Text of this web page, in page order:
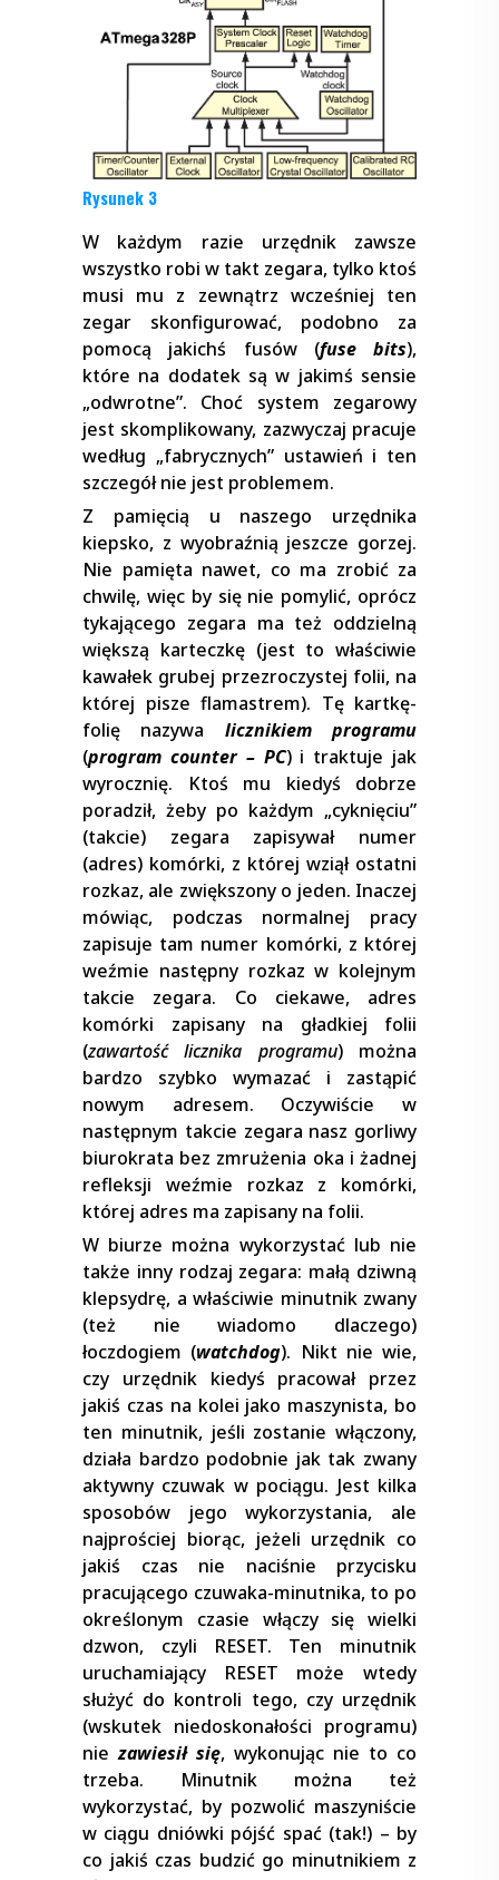
Rysunek 3
W każdym razie urzędnik zawsze
wszystko robi w takt zegara, tylko ktoś
musi mu z zewnątrz wcześniej ten
zegar skonfigurować, podobno za
pomocą jakichś fusów (fuse bits),
które na dodatek są w jakimś sensie
„odwrotne”. Choć system zegarowy
jest skomplikowany, zazwyczaj pracuje
według „fabrycznych” ustawień i ten
szczegół nie jest problemem.
Z pamięcią u naszego urzędnika
kiepsko, z wyobraźnią jeszcze gorzej.
Nie pamięta nawet, co ma zrobić za
chwilę, więc by się nie pomylić, oprócz
tykającego zegara ma też oddzielną
większą karteczkę (jest to właściwie
kawałek grubej przezroczystej folii, na
której pisze flamastrem). Tę kartkę-
folię nazywa licznikiem programu
(program counter – PC) i traktuje jak
wyrocznię. Ktoś mu kiedyś dobrze
poradził, żeby po każdym „cyknięciu”
(takcie) zegara zapisywał numer
(adres) komórki, z której wziął ostatni
rozkaz, ale zwiększony o jeden. Inaczej
mówiąc, podczas normalnej pracy
zapisuje tam numer komórki, z której
weźmie następny rozkaz w kolejnym
takcie zegara. Co ciekawe, adres
komórki zapisany na gładkiej folii
(zawartość licznika programu) można
bardzo szybko wymazać i zastąpić
nowym adresem. Oczywiście w
następnym takcie zegara nasz gorliwy
biurokrata bez zmrużenia oka i żadnej
refleksji weźmie rozkaz z komórki,
której adres ma zapisany na folii.
W biurze można wykorzystać lub nie
także inny rodzaj zegara: małą dziwną
klepsydrę, a właściwie minutnik zwany
(też nie wiadomo dlaczego)
łoczdogiem (watchdog). Nikt nie wie,
czy urzędnik kiedyś pracował przez
jakiś czas na kolei jako maszynista, bo
ten minutnik, jeśli zostanie włączony,
działa bardzo podobnie jak tak zwany
aktywny czuwak w pociągu. Jest kilka
sposobów jego wykorzystania, ale
najprościej biorąc, jeżeli urzędnik co
jakiś czas nie naciśnie przycisku
pracującego czuwaka-minutnika, to po
określonym czasie włączy się wielki
dzwon, czyli RESET. Ten minutnik
uruchamiający RESET może wtedy
służyć do kontroli tego, czy urzędnik
(wskutek niedoskonałości programu)
niezawiesił się, wykonując nie to co
trzeba. Minutnik można też
wykorzystać, by pozwolić maszyniście
w ciągu dniówki pójść spać (tak!) – by
co jakiś czas budzić go minutnikiem z